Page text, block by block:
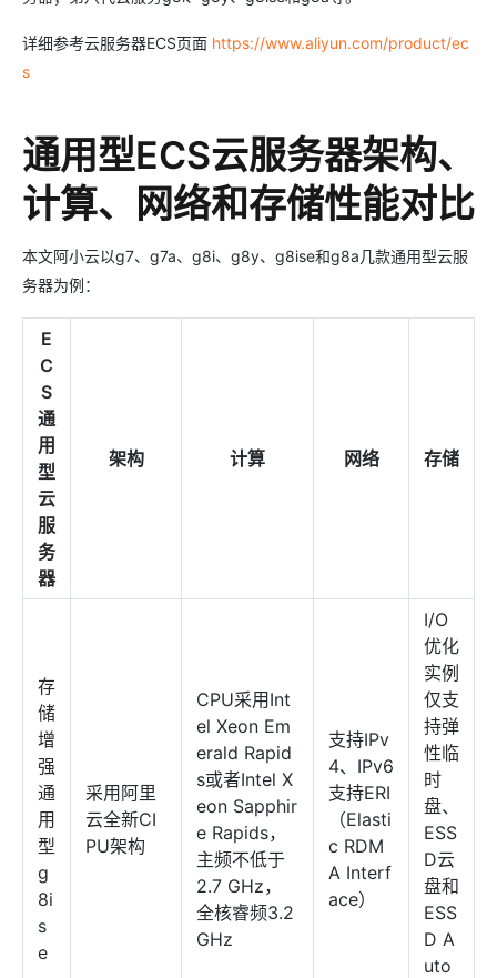
详细参考云服务器ECS页面 https://www.aliyun.com/product/ec
s
通用型ECS云服务器架构、
计算、网络和存储性能对比
本文阿小云以g7、g7a、g8i、g8y、g8ise和g8a几款通用型云服
务器为例：
E
C
S
通
用
型
云
服
务
器
架构 计算 网络 存储
存
储
增
强
通
用
型
g
8i
s
e
采用阿里
云全新CI
PU架构
CPU采用Int
el Xeon Em
erald Rapid
s或者Intel X
eon Sapphir
e Rapids，
主频不低于
2.7 GHz，
全核睿频3.2
GHz
支持IPv
4、IPv6
支持ERI
（Elasti
c RDM
A Interf
ace）
I/O
优化
实例
仅支
持弹
性临
时
盘、
ESS
D云
盘和
ESS
D A
uto